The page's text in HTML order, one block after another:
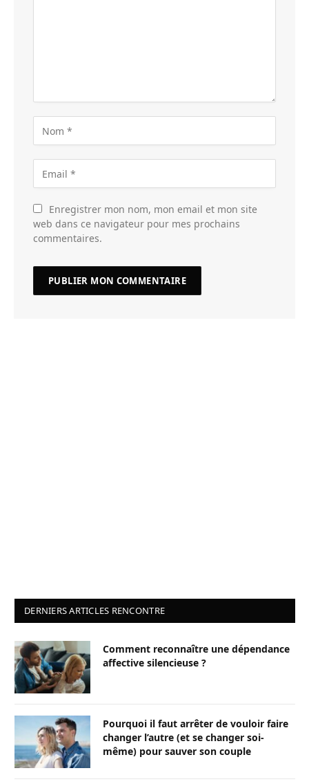
Enregistrer mon nom, mon email et mon site
web dans ce navigateur pour mes prochains
commentaires.
DERNIERS ARTICLES RENCONTRE
Comment reconnaître une dépendance
affective silencieuse ?
Pourquoi il faut arrêter de vouloir faire
changer l’autre (et se changer soi-
même) pour sauver son couple